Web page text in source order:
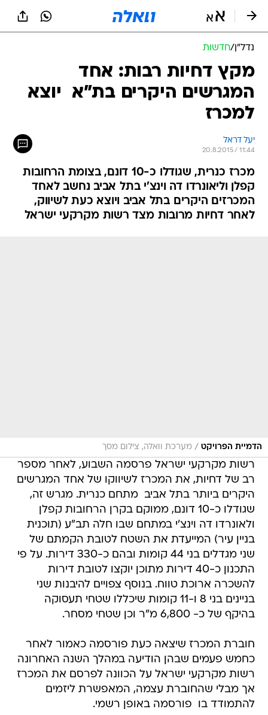
נדל״ן/חדשות
מקץ דחיות רבות: אחד
המגרשים היקרים בת"א  יוצא
למכרז
יעל דראל
20.8.2015 / 11:44
מכרז כנרית, שגודלו כ-10 דונם, בצומת הרחובות
קפלן וליאונרדו דה וינצ'י בתל אביב נחשב לאחד
המכרזים היקרים בתל אביב ויוצא כעת לשיווק,
לאחר דחיות מרובות מצד רשות מקרקעי ישראל
הדמיית הפרויקט / מערכת וואלה, צילום מסך
רשות מקרקעי ישראל פרסמה השבוע, לאחר מספר
רב של דחיות, את המכרז לשיווקו של אחד המגרשים
היקרים ביותר בתל אביב  מתחם כנרית. מגרש זה,
שגודלו כ-10 דונם, ממוקם בקרן הרחובות קפלן
ולאונרדו דה וינצ'י במתחם שבו חלה תב"ע (תוכנית
בניין עיר) המייעדת את השטח לטובת הקמתם של
שני מגדלים בני 44 קומות ובהם כ-330 דירות. על פי
התכנון כ-40 דירות מתוכן יוקצו לטובת דירות
להשכרה ארוכת טווח. בנוסף צפויים להיבנות שני
בניינים בני 8 ו-11 קומות שיכללו שטחי תעסוקה
בהיקף של כ- 6,800 מ"ר וכן שטחי מסחר.
חוברת המכרז שיצאה כעת פורסמה כאמור לאחר
כחמש פעמים שבהן הודיעה במהלך השנה האחרונה
רשות מקרקעי ישראל על הכוונה לפרסם את המכרז 
אך מבלי שהחוברת עצמה, המאפשרת ליזמים
להתמודד בו  פורסמה באופן רשמי.